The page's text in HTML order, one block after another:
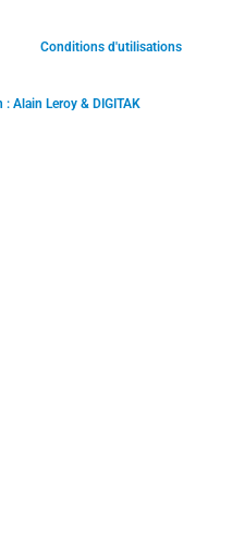
Conditions d'utilisations
Alain Leroy & DIGITAK